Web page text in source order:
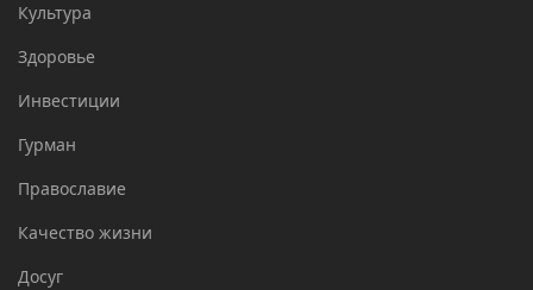
Культура
Здоровье
Инвестиции
Гурман
Православие
Качество жизни
Досуг